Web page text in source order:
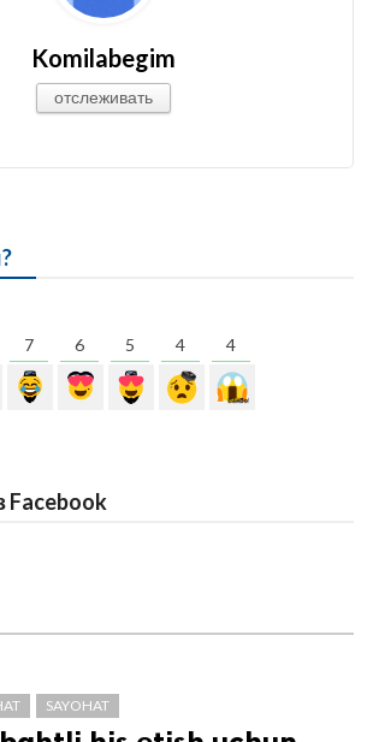
Komilabegim
отслеживать
7 6 5 4 4
SAYOHAT